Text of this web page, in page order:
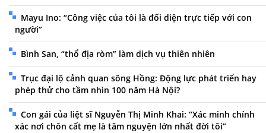
Mayu Ino: “Công việc của tôi là đối diện trực tiếp với con
người”
Bình San, “thổ địa ròm” làm dịch vụ thiên nhiên
Trục đại lộ cảnh quan sông Hồng: Động lực phát triển hay
phép thử cho tầm nhìn 100 năm Hà Nội?
Con gái của liệt sĩ Nguyễn Thị Minh Khai: “Xác minh chính
xác nơi chôn cất mẹ là tâm nguyện lớn nhất đời tôi”